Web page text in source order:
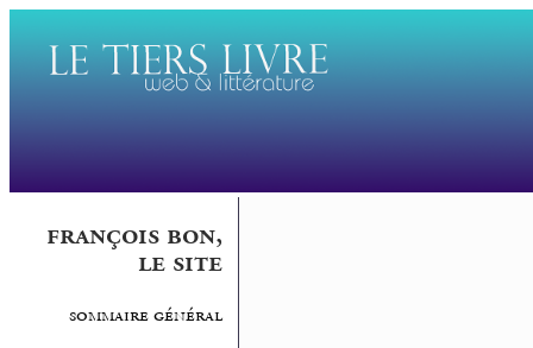
françois bon,
le site
sommaire général